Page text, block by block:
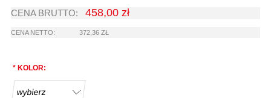
CENA BRUTTO: 458,00 zł
CENA NETTO: 372,36 ZŁ
* KOLOR: